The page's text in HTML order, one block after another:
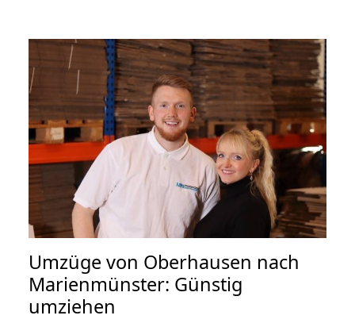
Umzüge von Oberhausen nach
Marienmünster: Günstig
umziehen